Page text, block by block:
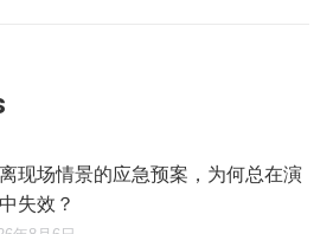
现场情景的应急预案，为何总在演
失效？